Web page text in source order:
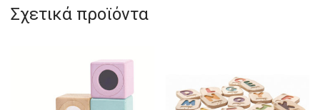
Σχετικά προϊόντα